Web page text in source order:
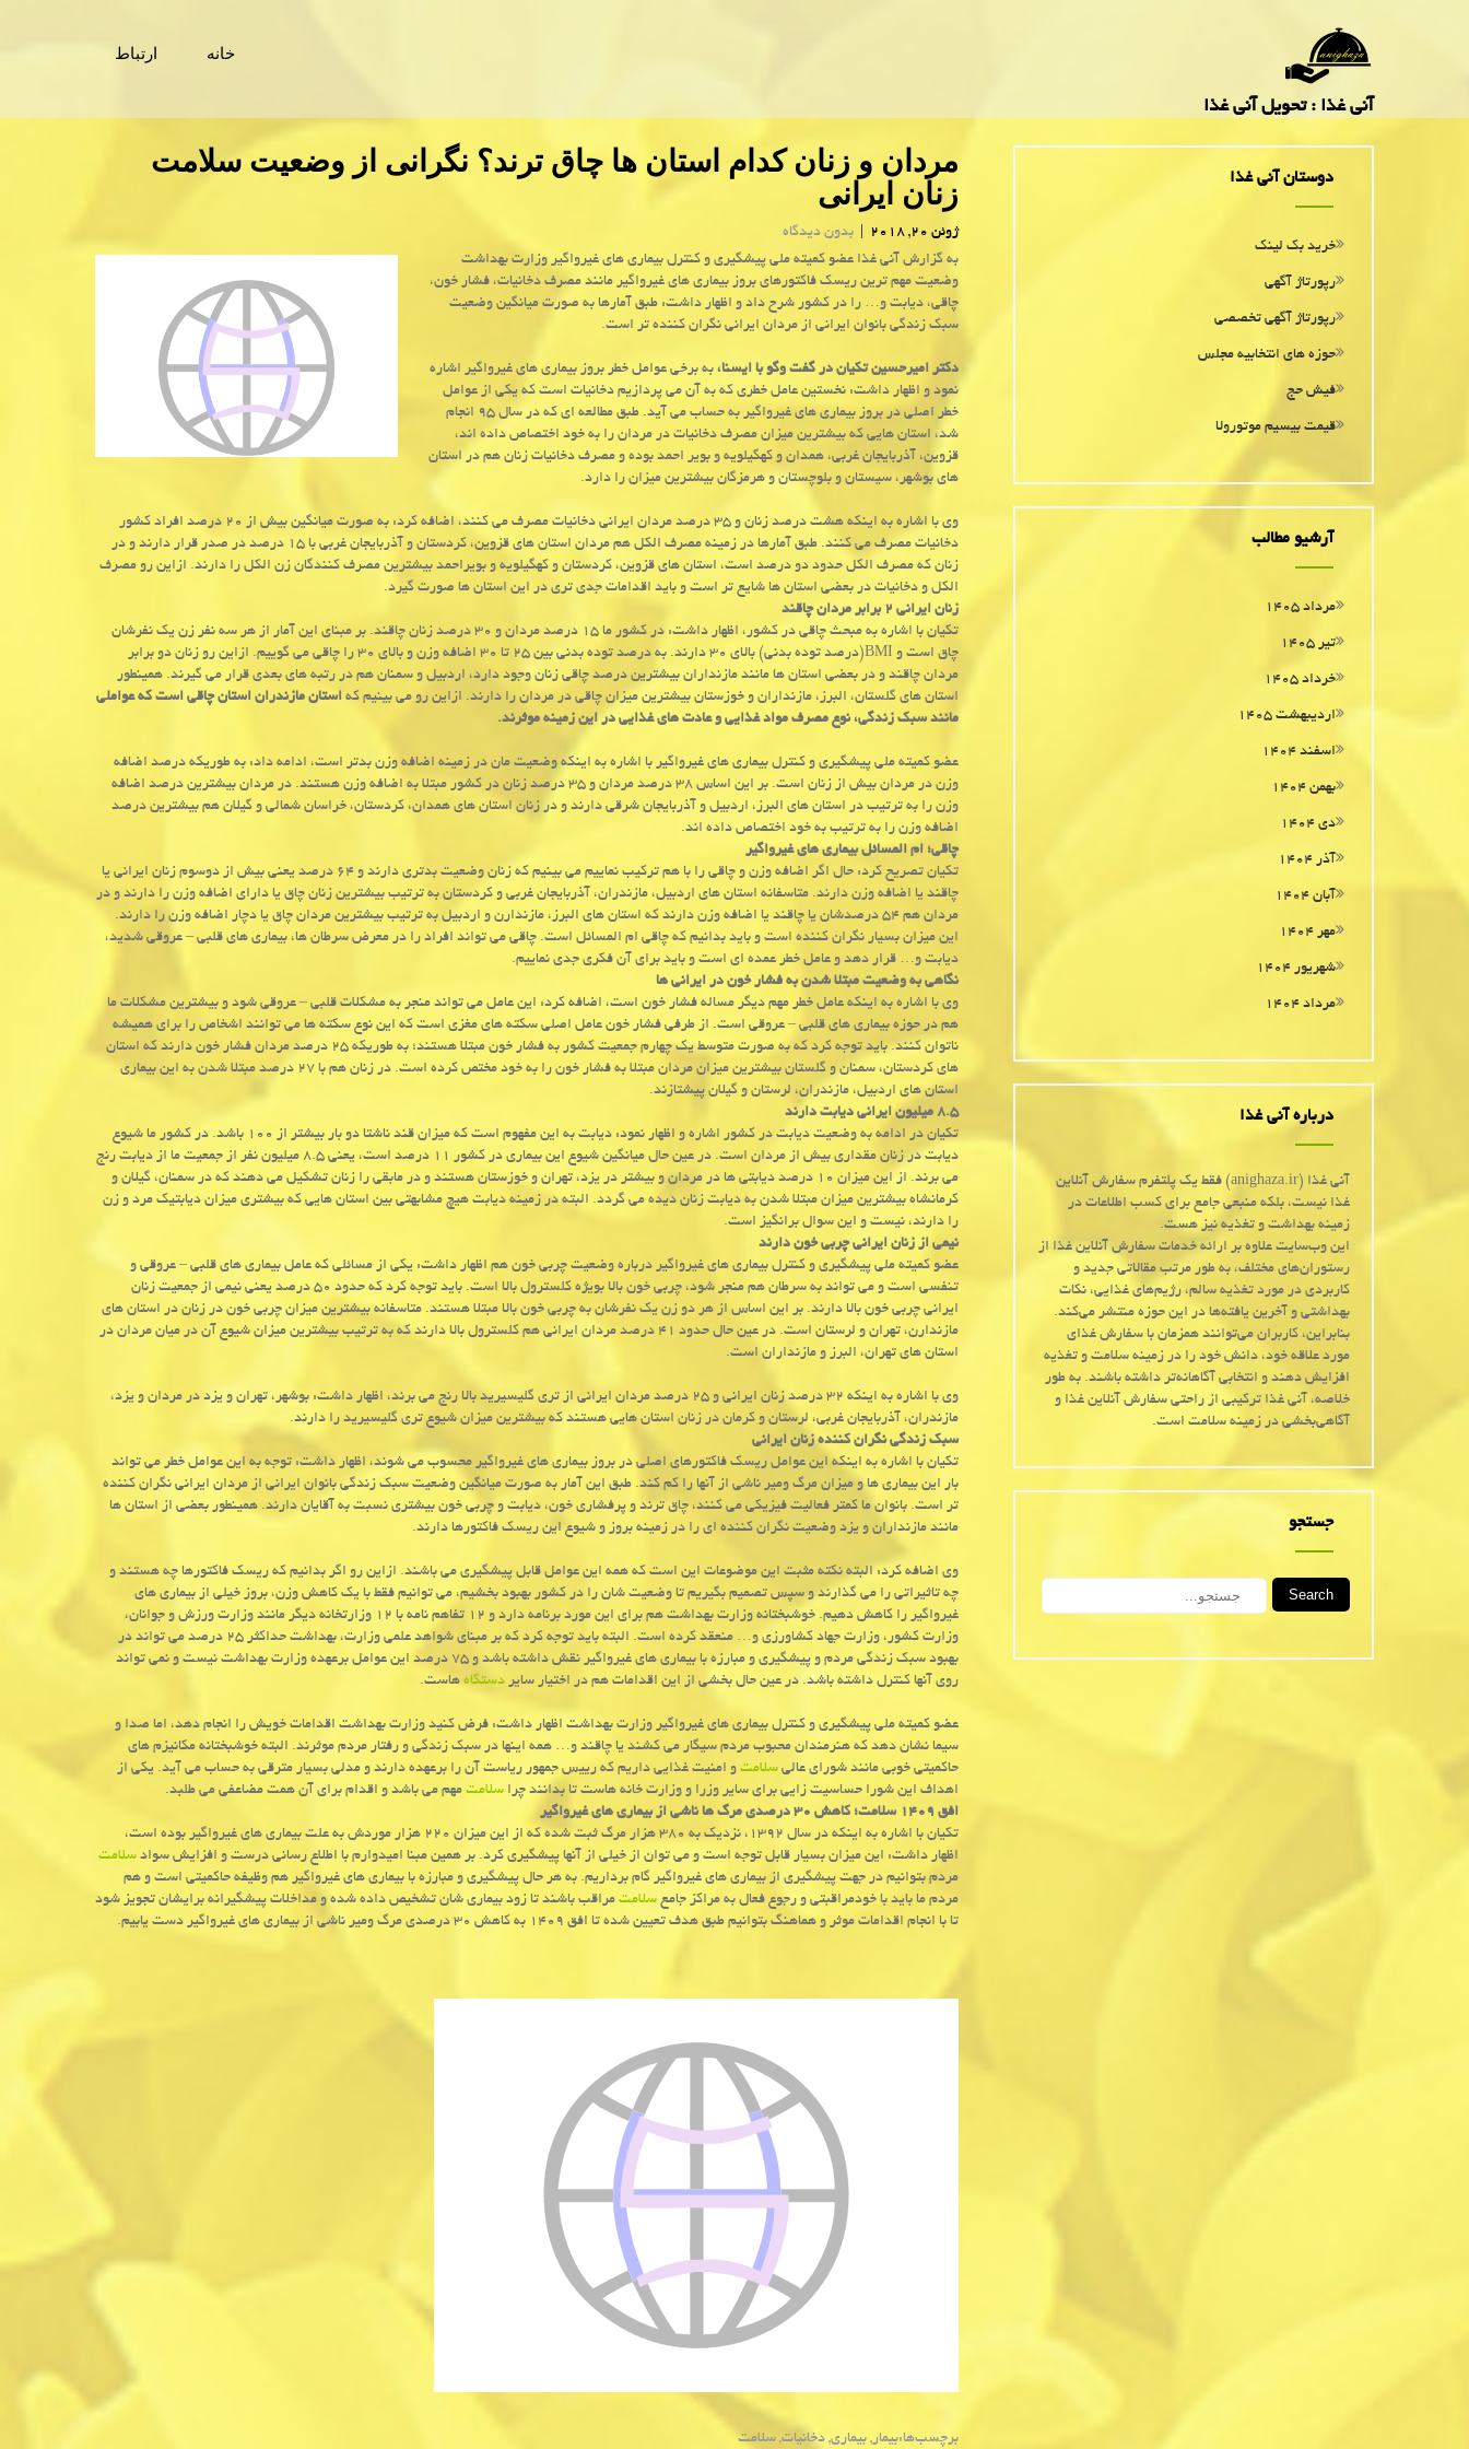
آنی غذا : تحویل آنی غذا
خانه ارتباط
مردان و زنان كدام استان ها چاق ترند؟ نگرانی از وضعیت سلامت
زنان ایرانی
ژوئن 20, 2018
بدون دیدگاه
به گزارش آنی غذا عضو كمیته ملی پیشگیری و كنترل بیماری های غیرواگیر وزارت بهداشت
وضعیت مهم ترین ریسك فاكتورهای بروز بیماری های غیرواگیر مانند مصرف دخانیات، فشار خون،
چاقی، دیابت و… را در كشور شرح داد و اظهار داشت: طبق آمارها به صورت میانگین وضعیت
سبك زندگی بانوان ایرانی از مردان ایرانی نگران كننده تر است.
دكتر امیرحسین تكیان در گفت وگو با ایسنا، به برخی عوامل خطر بروز بیماری های غیرواگیر اشاره
نمود و اظهار داشت: نخستین عامل خطری كه به آن می پردازیم دخانیات است كه یكی از عوامل
خطر اصلی در بروز بیماری های غیرواگیر به حساب می آید. طبق مطالعه ای كه در سال ۹۵ انجام
شد، استان هایی كه بیشترین میزان مصرف دخانیات در مردان را به خود اختصاص داده اند،
قزوین، آذربایجان غربی، همدان و كهگیلویه و بویر احمد بوده و مصرف دخانیات زنان هم در استان
های بوشهر، سیستان و بلوچستان و هرمزگان بیشترین میزان را دارد.
وی با اشاره به اینكه هشت درصد زنان و ۳۵ درصد مردان ایرانی دخانیات مصرف می كنند، اضافه كرد: به صورت میانگین بیش از ۲۰ درصد افراد كشور
دخانیات مصرف می كنند. طبق آمارها در زمینه مصرف الكل هم مردان استان های قزوین، كردستان و آذربایجان غربی با ۱۵ درصد در صدر قرار دارند و در
زنان كه مصرف الكل حدود دو درصد است، استان های قزوین، كردستان و كهگیلویه و بویراحمد بیشترین مصرف كنندگان زن الكل را دارند. ازاین رو مصرف
الكل و دخانیات در بعضی استان ها شایع تر است و باید اقدامات جدی تری در این استان ها صورت گیرد.
زنان ایرانی ۲ برابر مردان چاقند
تكیان با اشاره به مبحث چاقی در كشور، اظهار داشت: در كشور ما ۱۵ درصد مردان و ۳۰ درصد زنان چاقند. بر مبنای این آمار از هر سه نفر زن یك نفرشان
چاق است و BMI(درصد توده بدنی) بالای ۳۰ دارند. به درصد توده بدنی بین ۲۵ تا ۳۰ اضافه وزن و بالای ۳۰ را چاقی می گوییم. ازاین رو زنان دو برابر
مردان چاقند و در بعضی استان ها مانند مازنداران بیشترین درصد چاقی زنان وجود دارد، اردبیل و سمنان هم در رتبه های بعدی قرار می گیرند. همینطور
استان های گلستان، البرز، مازنداران و خوزستان بیشترین میزان چاقی در مردان را دارند. ازاین رو می بینیم كه استان مازندران استان چاقی است كه عواملی
مانند سبك زندگی، نوع مصرف مواد غذایی و عادت های غذایی در این زمینه موثرند.
عضو كمیته ملی پیشگیری و كنترل بیماری های غیرواگیر با اشاره به اینكه وضعیت مان در زمینه اضافه وزن بدتر است، ادامه داد: به طوریكه درصد اضافه
وزن در مردان بیش از زنان است. بر این اساس ۳۸ درصد مردان و ۳۵ درصد زنان در كشور مبتلا به اضافه وزن هستند. در مردان بیشترین درصد اضافه
وزن را به ترتیب در استان های البرز، اردبیل و آذربایجان شرقی دارند و در زنان استان های همدان، كردستان، خراسان شمالی و گیلان هم بیشترین درصد
اضافه وزن را به ترتیب به خود اختصاص داده اند.
چاقی؛ ام المسائل بیماری های غیرواگیر
تكیان تصریح كرد: حال اگر اضافه وزن و چاقی را با هم تركیب نماییم می بینیم كه زنان وضعیت بدتری دارند و ۶۴ درصد یعنی بیش از دوسوم زنان ایرانی یا
چاقند یا اضافه وزن دارند. متاسفانه استان های اردبیل، مازندران، آذربایجان غربی و كردستان به ترتیب بیشترین زنان چاق یا دارای اضافه وزن را دارند و در
مردان هم ۵۴ درصدشان یا چاقند یا اضافه وزن دارند كه استان های البرز، مازندارن و اردبیل به ترتیب بیشترین مردان چاق یا دچار اضافه وزن را دارند.
این میزان بسیار نگران كننده است و باید بدانیم كه چاقی ام المسائل است. چاقی می تواند افراد را در معرض سرطان ها، بیماری های قلبی – عروقی شدید،
دیابت و… قرار دهد و عامل خطر عمده ای است و باید برای آن فكری جدی نماییم.
نگاهی به وضعیت مبتلا شدن به فشار خون در ایرانی ها
وی با اشاره به اینكه عامل خطر مهم دیگر مساله فشار خون است، اضافه كرد: این عامل می تواند منجر به مشكلات قلبی – عروقی شود و بیشترین مشكلات ما
هم در حوزه بیماری های قلبی – عروقی است. از طرفی فشار خون عامل اصلی سكته های مغزی است كه این نوع سكته ها می توانند اشخاص را برای همیشه
ناتوان كنند. باید توجه كرد كه به صورت متوسط یك چهارم جمعیت كشور به فشار خون مبتلا هستند؛ به طوریكه ۲۵ درصد مردان فشار خون دارند كه استان
های كردستان، سمنان و گلستان بیشترین میزان مردان مبتلا به فشار خون را به خود مختص كرده است. در زنان هم با ۲۷ درصد مبتلا شدن به این بیماری
استان های اردبیل، مازندران، لرستان و گیلان پیشتازند.
۸.۵ میلیون ایرانی دیابت دارند
تكیان در ادامه به وضعیت دیابت در كشور اشاره و اظهار نمود: دیابت به این مفهوم است كه میزان قند ناشتا دو بار بیشتر از ۱۰۰ باشد. در كشور ما شیوع
دیابت در زنان مقداری بیش از مردان است. در عین حال میانگین شیوع این بیماری در كشور ۱۱ درصد است، یعنی ۸.۵ میلیون نفر از جمعیت ما از دیابت رنج
می برند. از این میزان ۱۰ درصد دیابتی ها در مردان و بیشتر در یزد، تهران و خوزستان هستند و در مابقی را زنان تشكیل می دهند كه در سمنان، گیلان و
كرمانشاه بیشترین میزان مبتلا شدن به دیابت زنان دیده می گردد. البته در زمینه دیابت هیچ مشابهتی بین استان هایی كه بیشتری میزان دیابتیك مرد و زن
را دارند، نیست و این سوال برانگیز است.
نیمی از زنان ایرانی چربی خون دارند
عضو كمیته ملی پیشگیری و كنترل بیماری های غیرواگیر درباره وضعیت چربی خون هم اظهار داشت: یكی از مسائلی كه عامل بیماری های قلبی – عروقی و
تنفسی است و می تواند به سرطان هم منجر شود، چربی خون بالا بویژه كلسترول بالا است. باید توجه كرد كه حدود ۵۰ درصد یعنی نیمی از جمعیت زنان
ایرانی چربی خون بالا دارند. بر این اساس از هر دو زن یك نفرشان به چربی خون بالا مبتلا هستند. متاسفانه بیشترین میزان چربی خون در زنان در استان های
مازندارن، تهران و لرستان است. در عین حال حدود ۴۱ درصد مردان ایرانی هم كلسترول بالا دارند كه به ترتیب بیشترین میزان شیوع آن در میان مردان در
استان های تهران، البرز و مازنداران است.
وی با اشاره به اینكه ۳۲ درصد زنان ایرانی و ۲۵ درصد مردان ایرانی از تری گلیسیرید بالا رنج می برند، اظهار داشت: بوشهر، تهران و یزد در مردان و یزد،
مازندران، آذربایجان غربی، لرستان و كرمان در زنان استان هایی هستند كه بیشترین میزان شیوع تری گلیسیرید را دارند.
سبك زندگی نگران كننده زنان ایرانی
تكیان با اشاره به اینكه این عوامل ریسك فاكتورهای اصلی در بروز بیماری های غیرواگیر محسوب می شوند، اظهار داشت: توجه به این عوامل خطر می تواند
بار این بیماری ها و میزان مرگ ومیر ناشی از آنها را كم كند. طبق این آمار به صورت میانگین وضعیت سبك زندگی بانوان ایرانی از مردان ایرانی نگران كننده
تر است. بانوان ما كمتر فعالیت فیزیكی می كنند، چاق ترند و پرفشاری خون، دیابت و چربی خون بیشتری نسبت به آقایان دارند. همینطور بعضی از استان ها
مانند مازنداران و یزد وضعیت نگران كننده ای را در زمینه بروز و شیوع این ریسك فاكتورها دارند.
وی اضافه كرد: البته نكته مثبت این موضوعات این است كه همه این عوامل قابل پیشگیری می باشند. ازاین رو اگر بدانیم كه ریسك فاكتورها چه هستند و
چه تاثیراتی را می گذارند و سپس تصمیم بگیریم تا وضعیت شان را در كشور بهبود بخشیم، می توانیم فقط با یك كاهش وزن، بروز خیلی از بیماری های
غیرواگیر را كاهش دهیم. خوشبختانه وزارت بهداشت هم برای این مورد برنامه دارد و ۱۲ تفاهم نامه با ۱۲ وزارتخانه دیگر مانند وزارت ورزش و جوانان،
وزارت كشور، وزارت جهاد كشاورزی و… منعقد كرده است. البته باید توجه كرد كه بر مبنای شواهد علمی وزارت، بهداشت حداكثر ۲۵ درصد می تواند در
بهبود سبك زندگی مردم و پیشگیری و مبارزه با بیماری های غیرواگیر نقش داشته باشد و ۷۵ درصد این عوامل برعهده وزارت بهداشت نیست و نمی تواند
روی آنها كنترل داشته باشد. در عین حال بخشی از این اقدامات هم در اختیار سایر دستگاه هاست.
عضو كمیته ملی پیشگیری و كنترل بیماری های غیرواگیر وزارت بهداشت اظهار داشت: فرض كنید وزارت بهداشت اقدامات خویش را انجام دهد، اما صدا و
سیما نشان دهد كه هنرمندان محبوب مردم سیگار می كشند یا چاقند و… همه اینها در سبك زندگی و رفتار مردم موثرند. البته خوشبختانه مكانیزم های
حاكمیتی خوبی مانند شورای عالی سلامت و امنیت غذایی داریم كه رییس جمهور ریاست آن را برعهده دارند و مدلی بسیار مترقی به حساب می آید. یكی از
اهداف این شورا حساسیت زایی برای سایر وزرا و وزارت خانه هاست تا بدانند چرا سلامت مهم می باشد و اقدام برای آن همت مضاعفی می طلبد.
افق ۱۴۰۹ سلامت؛ كاهش ۳۰ درصدی مرگ ها ناشی از بیماری های غیرواگیر
تكیان با اشاره به اینكه در سال ۱۳۹۲، نزدیك به ۳۸۰ هزار مرگ ثبت شده كه از این میزان ۲۲۰ هزار موردش به علت بیماری های غیرواگیر بوده است،
اظهار داشت: این میزان بسیار قابل توجه است و می توان از خیلی از آنها پیشگیری كرد. بر همین مبنا امیدوارم با اطلاع رسانی درست و افزایش سواد سلامت
مردم بتوانیم در جهت پیشگیری از بیماری های غیرواگیر گام برداریم. به هر حال پیشگیری و مبارزه با بیماری های غیرواگیر هم وظیفه حاكمیتی است و هم
مردم ما باید با خودمراقبتی و رجوع فعال به مراكز جامع سلامت مراقب باشند تا زود بیماری شان تشخیص داده شده و مداخلات پیشگیرانه برایشان تجویز شود
تا با انجام اقدامات موثر و هماهنگ بتوانیم طبق هدف تعیین شده تا افق ۱۴۰۹ به كاهش ۳۰ درصدی مرگ ومیر ناشی از بیماری های غیرواگیر دست یابیم.
برچسب‌ها:بیمار, بیماری, دخانیات, سلامت
دوستان آنی غذا
خرید بک لینک
رپورتاژ آگهی
رپورتاژ آگهی تخصصی
حوزه های انتخابیه مجلس
فیش حج
قیمت بیسیم موتورولا
آرشیو مطالب
مرداد ۱۴۰۵
تیر ۱۴۰۵
خرداد ۱۴۰۵
اردیبهشت ۱۴۰۵
اسفند ۱۴۰۴
بهمن ۱۴۰۴
دی ۱۴۰۴
آذر ۱۴۰۴
آبان ۱۴۰۴
مهر ۱۴۰۴
شهریور ۱۴۰۴
مرداد ۱۴۰۴
درباره آنی غذا
آنی غذا (anighaza.ir) فقط یک پلتفرم سفارش آنلاین
غذا نیست، بلکه منبعی جامع برای کسب اطلاعات در
زمینه بهداشت و تغذیه نیز هست.
این وب‌سایت علاوه بر ارائه خدمات سفارش آنلاین غذا از
رستوران‌های مختلف، به طور مرتب مقالاتی جدید و
کاربردی در مورد تغذیه سالم، رژیم‌های غذایی، نکات
بهداشتی و آخرین یافته‌ها در این حوزه منتشر می‌کند.
بنابراین، کاربران می‌توانند همزمان با سفارش غذای
مورد علاقه خود، دانش خود را در زمینه سلامت و تغذیه
افزایش دهند و انتخابی آگاهانه‌تر داشته باشند. به طور
خلاصه، آنی غذا ترکیبی از راحتی سفارش آنلاین غذا و
آگاهی‌بخشی در زمینه سلامت است.
جستجو
Search